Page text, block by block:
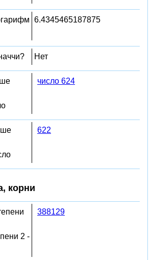
6.4345465187875
Нет
число 624
622
корни
2 -
388129